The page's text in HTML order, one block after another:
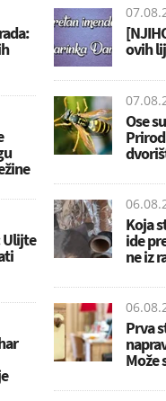
Ulijte
ovih
Ose
Koja
ide
ne iz
Prva
Može